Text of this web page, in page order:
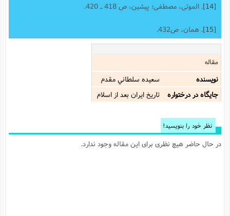
. الموتی، مصطفی؛ پیشین، ص 418 ـ 420.
. همان، ص432.
مقاله
نویسنده
سعيده سلطاني مقدم
جایگاه در درختواره
تاریخ ایران بعد از اسلام
نظر خود را بنویسید!
در حال حاضر هیچ نظری برای این مقاله وجود ندارد.